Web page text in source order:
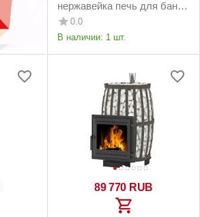
нержавейка печь для бани
чугунная
0.0
В наличии: 1 шт.
89 770 RUB